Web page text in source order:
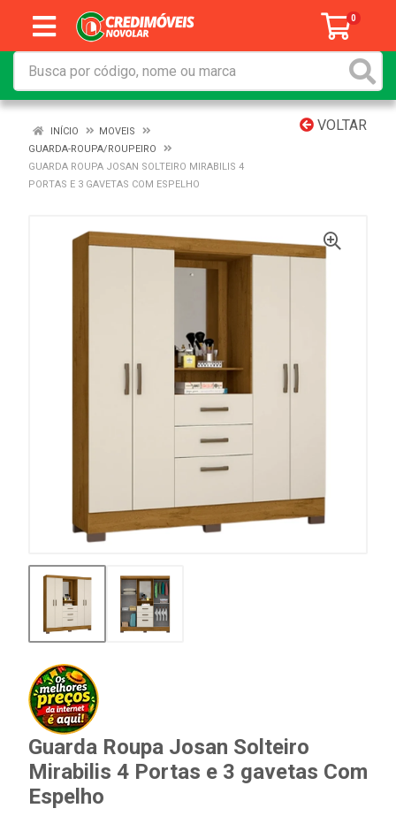
0
VOLTAR
INÍCIO
MOVEIS
GUARDA-ROUPA/ROUPEIRO
GUARDA ROUPA JOSAN SOLTEIRO MIRABILIS 4
PORTAS E 3 GAVETAS COM ESPELHO
Guarda Roupa Josan Solteiro
Mirabilis 4 Portas e 3 gavetas Com
Espelho